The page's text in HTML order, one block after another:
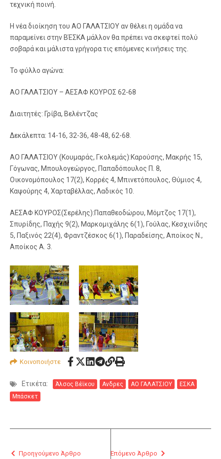
τεχνική ποινή.
Η νέα διοίκηση του ΑΟ ΓΑΛΑΤΣΙΟΥ αν θέλει η ομάδα να
παραμείνει στην ΒΈΣΚΑ μάλλον θα πρέπει να σκεφτεί πολύ
σοβαρά και μάλιστα γρήγορα τις επόμενες κινήσεις της.
Το φύλλο αγώνα:
ΑΟ ΓΑΛΑΤΣΙΟΥ – ΑΕΣΑΦ ΚΟΥΡΟΣ 62-68
Διαιτητές: Γρίβα, Βελέντζας
Δεκάλεπτα: 14-16, 32-36, 48-48, 62-68.
ΑΟ ΓΑΛΑΤΣΙΟΥ (Κουμαράς, Γκολεμάς):Καρούσης, Μακρής 15,
Γόγωνας, Μπουλογεώργος, Παπαδόπουλος Π. 8,
Οικονομόπουλος 17(2), Κορρές 4, Μπινετόπουλος, Θύμιος 4,
Καψούρης 4, Χαρταβέλλας, Λαδικός 10.
ΑΕΣΑΦ ΚΟΥΡΟΣ(Σερέλης):Παπαθεοδώρου, Μόμτζος 17(1),
Σπυρίδης, Παχής 9(2), Μαρκομιχάλης 6(1), Γούλας, Κεσχινίδης
5, Παξινός 22(4), Φραντζέσκος 6(1), Παραδείσης, Αποίκος Ν.,
Αποίκος Α. 3.
Κοινοποιήστε
Ετικέτα: Άλσος Βέϊκου Ανδρες ΑΟ ΓΑΛΑΤΣΙΟΥ
ΕΣΚΑ
Μπάσκετ
Προηγούμενο Άρθρο Επόμενο Άρθρο